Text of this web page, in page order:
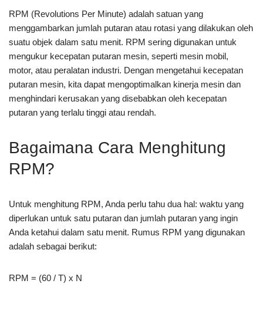
RPM (Revolutions Per Minute) adalah satuan yang
menggambarkan jumlah putaran atau rotasi yang dilakukan oleh
suatu objek dalam satu menit. RPM sering digunakan untuk
mengukur kecepatan putaran mesin, seperti mesin mobil,
motor, atau peralatan industri. Dengan mengetahui kecepatan
putaran mesin, kita dapat mengoptimalkan kinerja mesin dan
menghindari kerusakan yang disebabkan oleh kecepatan
putaran yang terlalu tinggi atau rendah.
Bagaimana Cara Menghitung
RPM?
Untuk menghitung RPM, Anda perlu tahu dua hal: waktu yang
diperlukan untuk satu putaran dan jumlah putaran yang ingin
Anda ketahui dalam satu menit. Rumus RPM yang digunakan
adalah sebagai berikut:
RPM = (60 / T) x N